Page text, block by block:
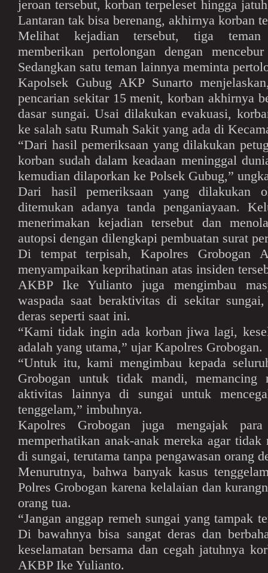
jeroan tersebut, korban terpeleset hingga
Lantaran tak bisa berenang, akhirnya korban
Melihat kejadian tersebut, tiga teman
memberikan pertolongan dengan
Sedangkan satu teman lainnya meminta
Kapolsek Gubug AKP Sunarto
pencarian sekitar 15 menit, korban akhirnya
dasar sungai. Usai dilakukan evakuasi,
ke salah satu Rumah Sakit yang ada di
“Dari hasil pemeriksaan yang dilakukan
korban sudah dalam keadaan meninggal
kemudian dilaporkan ke Polsek Gubug,”
Dari hasil pemeriksaan yang dilakukan
ditemukan adanya tanda penganiayaan.
menerimakan kejadian tersebut dan
autopsi dengan dilengkapi pembuatan surat
Di tempat terpisah, Kapolres Grobogan
menyampaikan keprihatinan atas insiden
AKBP Ike Yulianto juga mengimbau
waspada saat beraktivitas di sekitar
deras seperti saat ini.
“Kami tidak ingin ada korban jiwa lagi,
adalah yang utama,” ujar Kapolres Grobogan.
“Untuk itu, kami mengimbau kepada
Grobogan untuk tidak mandi, memancing
aktivitas lainnya di sungai untuk
tenggelam,” imbuhnya.
Kapolres Grobogan juga mengajak
memperhatikan anak-anak mereka agar
di sungai, terutama tanpa pengawasan orang
Menurutnya, bahwa banyak kasus
Polres Grobogan karena kelalaian dan
orang tua.
“Jangan anggap remeh sungai yang tampak
Di bawahnya bisa sangat deras dan
keselamatan bersama dan cegah jatuhnya
AKBP Ike Yulianto.